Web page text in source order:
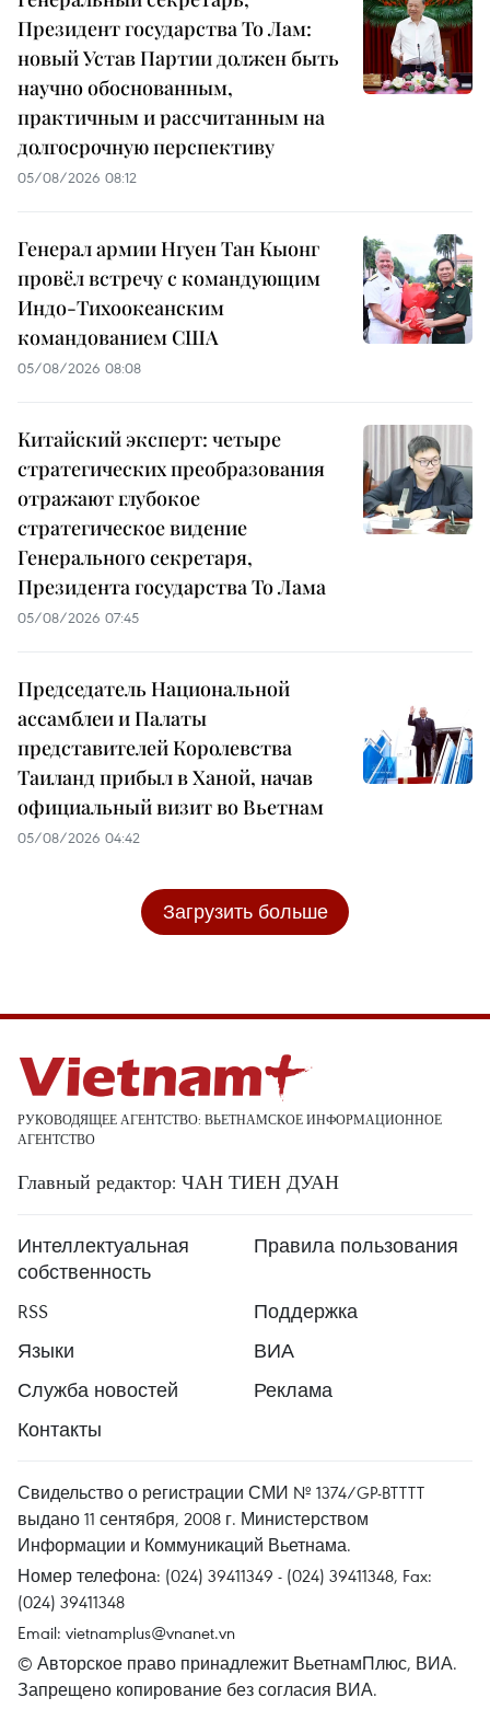
Президент государства То Лам:
новый Устав Партии должен быть
научно обоснованным,
практичным и рассчитанным на
долгосрочную перспективу
05/08/2026 08:12
Генерал армии Нгуен Тан Кыонг
провёл встречу с командующим
Индо-Тихоокеанским
командованием США
05/08/2026 08:08
Китайский эксперт: четыре
стратегических преобразования
отражают глубокое
стратегическое видение
Генерального секретаря,
Президента государства То Лама
05/08/2026 07:45
Председатель Национальной
ассамблеи и Палаты
представителей Королевства
Таиланд прибыл в Ханой, начав
официальный визит во Вьетнам
05/08/2026 04:42
Загрузить больше
РУКОВОДЯЩЕЕ АГЕНТСТВО: ВЬЕТНАМСКОЕ ИНФОРМАЦИОННОЕ
АГЕНТСТВО
Главный редактор: ЧАН ТИЕН ДУАН
Интеллектуальная
собственность
Правила пользования
RSS
Поддержка
Языки
ВИА
Служба новостей
Реклама
Контакты
Свидельство о регистрации СМИ № 1374/GP-BTTTT
выдано 11 сентября, 2008 г. Министерством
Информации и Коммуникаций Вьетнама.
Номер телефона: (024) 39411349 - (024) 39411348, Fax:
(024) 39411348
Email: vietnamplus@vnanet.vn
© Авторское право принадлежит ВьетнамПлюс, ВИА.
Запрещено копирование без согласия ВИА.